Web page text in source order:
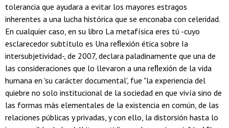
tolerancia que ayudara a evitar los mayores estragos
inherentes a una lucha histórica que se enconaba con celeridad.
En cualquier caso, en su libro La metafísica eres tú -cuyo
esclarecedor subtítulo es Una reﬂexión ética sobre Ia
intersubjetividad-, de 2007, declara paladinamente que una de
las consideraciones que lo llevaron a una reﬂexión de la vida
humana en 'su carácter documental', fue "la experiencia del
quiebre no solo institucional de la sociedad en que vivía sino de
las formas más elementales de la existencia en común, de las
relaciones públicas y privadas, y con ello, la distorsión hasta lo